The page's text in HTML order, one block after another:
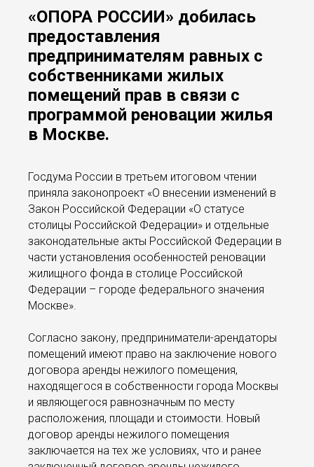
«ОПОРА РОССИИ» добилась
предоставления
предпринимателям равных с
собственниками жилых
помещений прав в связи с
программой реновации жилья
в Москве.
Госдума России в третьем итоговом чтении
приняла законопроект «О внесении изменений в
Закон Российской Федерации «О статусе
столицы Российской Федерации» и отдельные
законодательные акты Российской Федерации в
части установления особенностей реновации
жилищного фонда в столице Российской
Федерации – городе федерального значения
Москве».
Согласно закону, предприниматели-арендаторы
помещений имеют право на заключение нового
договора аренды нежилого помещения,
находящегося в собственности города Москвы
и являющегося равнозначным по месту
расположения, площади и стоимости. Новый
договор аренды нежилого помещения
заключается на тех же условиях, что и ранее